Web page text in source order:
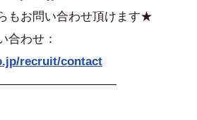
もお問い合わせ頂けます★
合わせ：
recruit/contact